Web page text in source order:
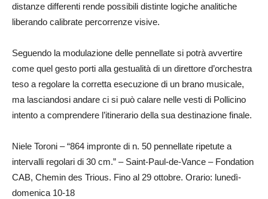
distanze differenti rende possibili distinte logiche analitiche
liberando calibrate percorrenze visive.
Seguendo la modulazione delle pennellate si potrà avvertire
come quel gesto porti alla gestualità di un direttore d’orchestra
teso a regolare la corretta esecuzione di un brano musicale,
ma lasciandosi andare ci si può calare nelle vesti di Pollicino
intento a comprendere l’itinerario della sua destinazione finale.
Niele Toroni – “864 impronte di n. 50 pennellate ripetute a
intervalli regolari di 30 cm.” – Saint-Paul-de-Vance – Fondation
CAB, Chemin des Trious. Fino al 29 ottobre. Orario: lunedì-
domenica 10-18